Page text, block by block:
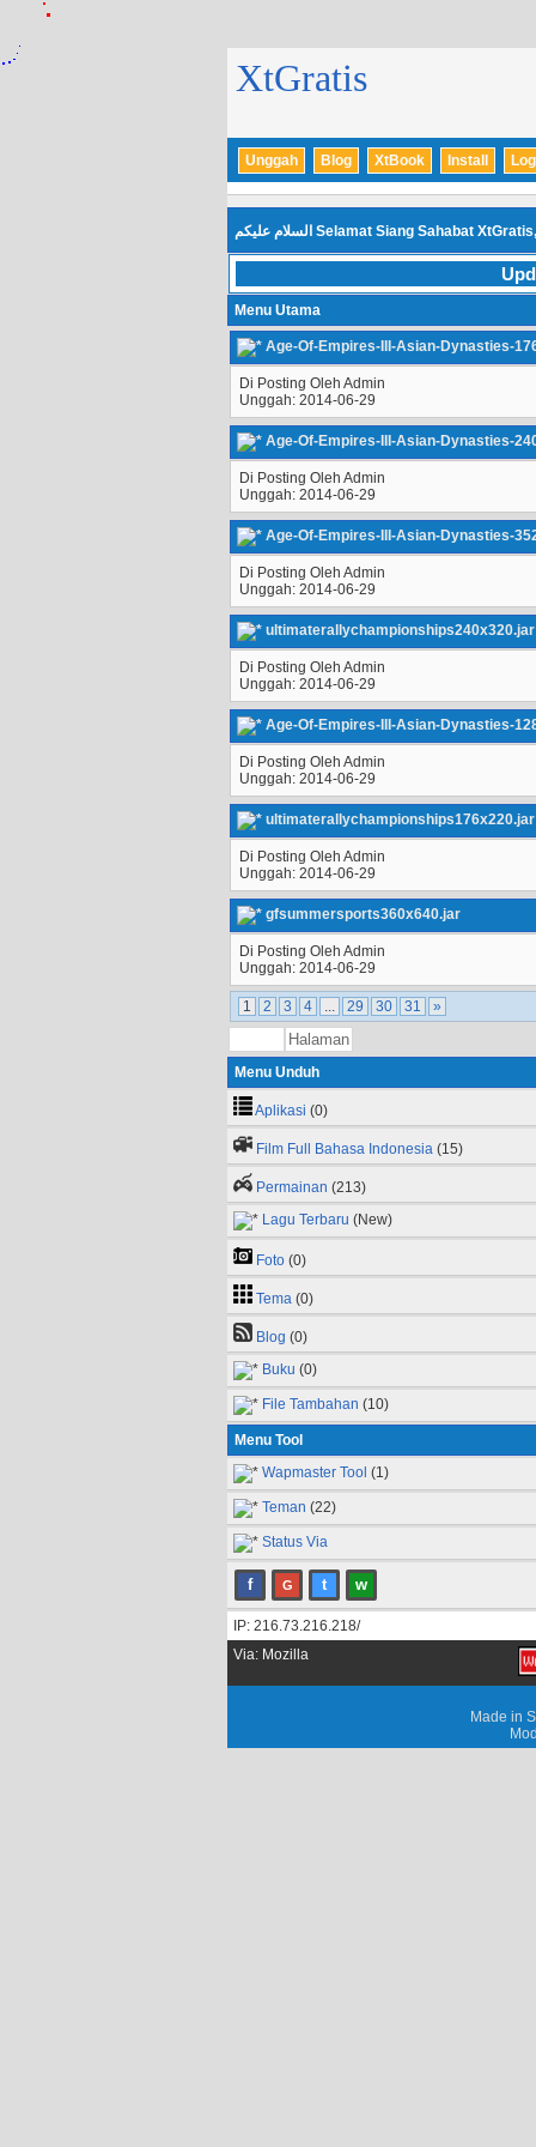
XtGratis
Unggah Blog XtBook Install
Selamat Siang Sahabat
Menu Utama
Age-Of-Empires-III-Asian-Dynasties-
Di Posting Oleh Admin
Unggah: 2014-06-29
Age-Of-Empires-III-Asian-Dynasties-
Di Posting Oleh Admin
Unggah: 2014-06-29
Age-Of-Empires-III-Asian-Dynasties-
Di Posting Oleh Admin
Unggah: 2014-06-29
ultimaterallychampionships240x320.jar
Di Posting Oleh Admin
Unggah: 2014-06-29
Age-Of-Empires-III-Asian-Dynasties-
Di Posting Oleh Admin
Unggah: 2014-06-29
ultimaterallychampionships176x220.jar
Di Posting Oleh Admin
Unggah: 2014-06-29
gfsummersports360x640.jar
Di Posting Oleh Admin
Unggah: 2014-06-29
1 2 3 4 ... 29 30 31 »
Menu Unduh
Aplikasi (0)
Film Full Bahasa Indonesia (15)
Permainan (213)
Lagu Terbaru (New)
Foto (0)
Tema (0)
Blog (0)
Buku (0)
File Tambahan (10)
Menu Tool
Wapmaster Tool (1)
Teman (22)
Status Via
f G t w
IP: 216.73.216.218/
Via: Mozilla
Made in